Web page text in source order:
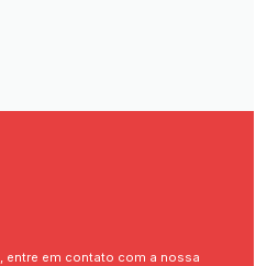
entre em contato com a nossa